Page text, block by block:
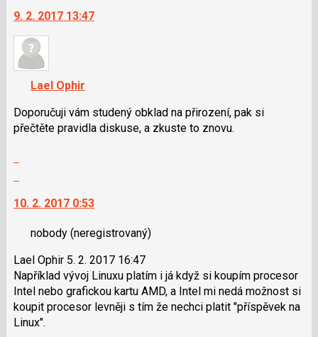
další
nový
názor.
navigaci
lze
použít
i
a
pro
nový
názor
9. 2. 2017 13:47
Lael Ophir
Doporučuji vám studený obklad na přirození, pak si
přečtěte pravidla diskuse, a zkuste to znovu.
další
názor.
navigaci
lze
použít
i
klávesy
10. 2. 2017 0:53
nobody (neregistrovaný)
Lael Ophir 5. 2. 2017 16:47
Například vývoj Linuxu platím i já když si koupím procesor
Intel nebo grafickou kartu AMD, a Intel mi nedá možnost si
koupit procesor levněji s tím že nechci platit "příspěvek na
Linux".